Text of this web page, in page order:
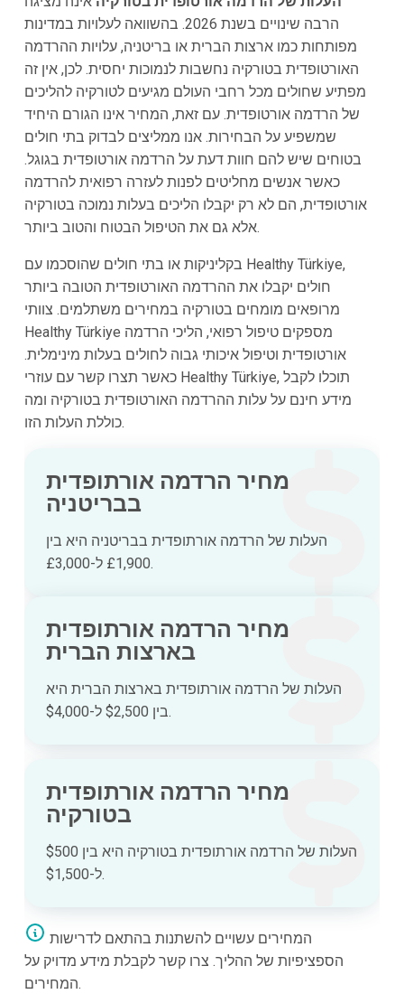
הרבה שינויים בשנת 2026. בהשוואה לעלויות במדינות
מפותחות כמו ארצות הברית או בריטניה, עלויות ההרדמה
האורטופדית בטורקיה נחשבות לנמוכות יחסית. לכן, אין זה
מפתיע שחולים מכל רחבי העולם מגיעים לטורקיה להליכים
של הרדמה אורטופדית. עם זאת, המחיר אינו הגורם היחיד
שמשפיע על הבחירות. אנו ממליצים לבדוק בתי חולים
בטוחים שיש להם חוות דעת על הרדמה אורטופדית בגוגל.
כאשר אנשים מחליטים לפנות לעזרה רפואית להרדמה
אורטופדית, הם לא רק יקבלו הליכים בעלות נמוכה בטורקיה
אלא גם את הטיפול הבטוח והטוב ביותר.
בקליניקות או בתי חולים שהוסכמו עם Healthy Türkiye,
חולים יקבלו את ההרדמה האורטופדית הטובה ביותר
מרופאים מומחים בטורקיה במחירים משתלמים. צוותי
Healthy Türkiye מספקים טיפול רפואי, הליכי הרדמה
אורטופדית וטיפול איכותי גבוה לחולים בעלות מינימלית.
כאשר תצרו קשר עם עוזרי Healthy Türkiye, תוכלו לקבל
מידע חינם על עלות ההרדמה האורטופדית בטורקיה ומה
כוללת העלות הזו.
מחיר הרדמה אורתופדית
בבריטניה
העלות של הרדמה אורתופדית בבריטניה היא בין
£1,900 ל-£3,000.
מחיר הרדמה אורתופדית
בארצות הברית
העלות של הרדמה אורתופדית בארצות הברית היא
בין $2,500 ל-$4,000.
מחיר הרדמה אורתופדית
בטורקיה
העלות של הרדמה אורתופדית בטורקיה היא בין $500
ל-$1,500.
הספציפיות של ההליך. צרו קשר לקבלת מידע מדויק על
המחירים.